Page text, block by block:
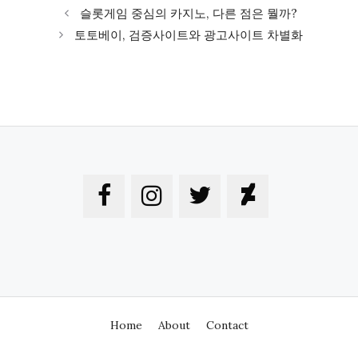
슬롯게임 중심의 카지노, 다른 점은 뭘까?
토토베이, 검증사이트와 광고사이트 차별화
Home About Contact